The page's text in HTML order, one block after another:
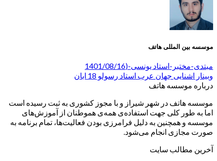
موسسه بین المللی هاتف
مبتدی-مختبر-استاد یونسی-(1401/08/16
وبینار اشنایی جهان عرب استاد رسولو 18 ابان
درباره موسسه هاتف
موسسه هاتف در شهر شیراز و با مجوز کشوری به ثبت رسیده است
اما به طور کلی جهت استفاده‌ی همه‌ی هموطنان از آموزش‌های
موسسه و همچنین به دلیل فرامرزی بودن فعالیت‌ها، تمام برنامه به
صورت مجازی انجام می‌شود.
آخرین مطالب سایت